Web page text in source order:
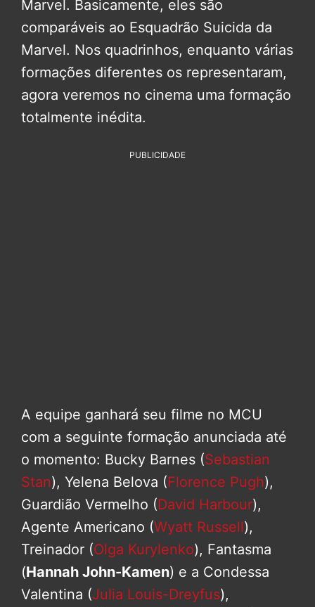
Marvel. Basicamente, eles são
comparáveis ao Esquadrão Suicida da
Marvel. Nos quadrinhos, enquanto várias
formações diferentes os representaram,
agora veremos no cinema uma formação
totalmente inédita.
PUBLICIDADE
A equipe ganhará seu filme no MCU
com a seguinte formação anunciada até
o momento: Bucky Barnes (Sebastian
Stan), Yelena Belova (Florence Pugh),
Guardião Vermelho (David Harbour),
Agente Americano (Wyatt Russell),
Treinador (Olga Kurylenko), Fantasma
(Hannah John-Kamen) e a Condessa
Valentina (Julia Louis-Dreyfus),